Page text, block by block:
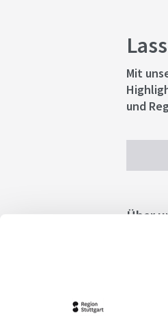
Mit
und
Über